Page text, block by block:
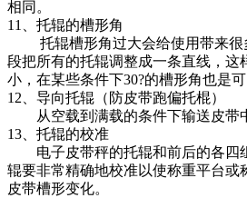
相同。
11、托辊的槽形角
托辊槽形角过大会给使用带来很多
段把所有的托辊调整成一条直线，
小，在某些条件下30?的槽形角也是
12、导向托辊（防皮带跑偏托棍）
从空载到满载的条件下输送皮带中
13、托辊的校准
电子皮带秤的托辊和前后的各四组
辊要非常精确地校准以使称重平台
皮带槽形变化。